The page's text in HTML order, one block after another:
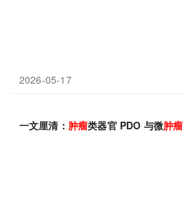
2026-05-17
一文厘清： 肿瘤类器官 PDO 与微肿瘤